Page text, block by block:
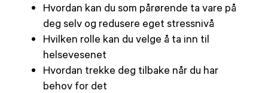
Hvordan kan du som pårørende ta vare på
deg selv og redusere eget stressnivå
Hvilken rolle kan du velge å ta inn til
helsevesenet
Hvordan trekke deg tilbake når du har
behov for det